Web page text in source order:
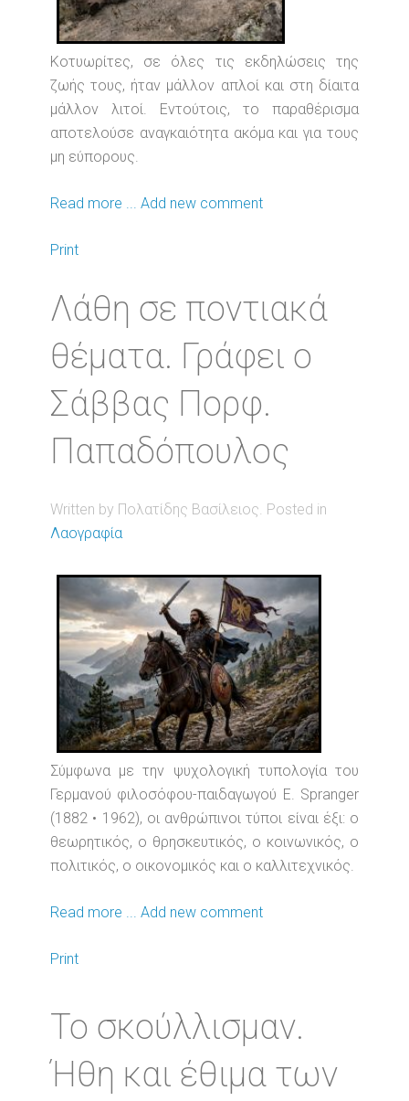
Κοτυωρίτες, σε όλες τις εκδηλώσεις της
ζωής τους, ήταν μάλλον απλοί και στη δίαιτα
μάλλον λιτοί. Εντούτοις, το παραθέρισμα
αποτελούσε αναγκαιότητα ακόμα και για τους
μη εύπορους.
Read more ... Add new comment
Print
Λάθη σε ποντιακά
θέματα. Γράφει ο
Σάββας Πορφ.
Παπαδόπουλος
Written by Πολατίδης Βασίλειος. Posted in
Λαογραφία
Σύμφωνα με την ψυχολογική τυπολογία του
Γερμανού φιλοσόφου-παιδαγωγού Ε. Spranger
(1882 • 1962), οι ανθρώπινοι τύποι είναι έξι: ο
θεωρητικός, ο θρησκευτικός, ο κοινωνικός, ο
πολιτικός, ο οικονομικός και ο καλλιτεχνικός.
Read more ... Add new comment
Print
Το σκούλλισμαν.
Ήθη και έθιμα των